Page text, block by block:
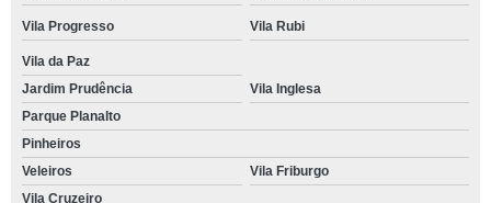
Vila Progresso Vila Rubi
Vila da Paz
Jardim Prudência
Vila Inglesa
Parque Planalto
Pinheiros
Veleiros
Vila Friburgo
Vila Cruzeiro